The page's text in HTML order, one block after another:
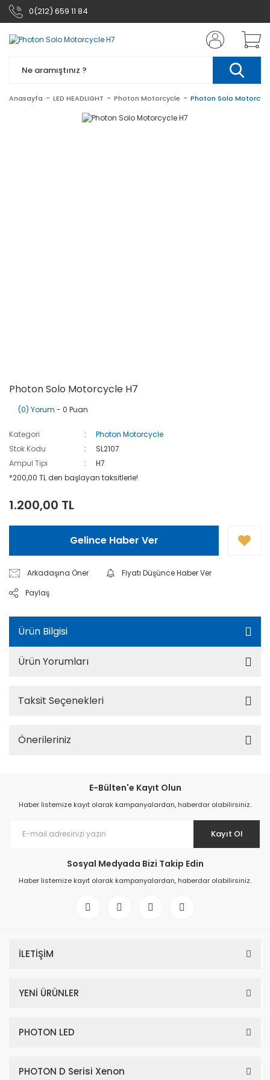
0(212) 659 11 84
Anasayfa LED HEADLIGHT Photon Motorcycle Photon Solo
Photon Solo Motorcycle H7
(0) Yorum - 0 Puan
Kategori
Photon Motorcycle
Stok Kodu
SL2107
Ampul Tipi
H7
*200,00 TL den başlayan taksitlerle!
1.200,00 TL
Gelince Haber Ver
Arkadaşına Öner
Fiyatı Düşünce Haber Ver
Paylaş
Ürün Bilgisi
Ürün Yorumları
Taksit Seçenekleri
Önerileriniz
E-Bülten'e Kayıt Olun
Haber listemize kayıt olarak kampanyalardan, haberdar olabilirsiniz.
Kayıt Ol
Sosyal Medyada Bizi Takip Edin
Haber listemize kayıt olarak kampanyalardan, haberdar olabilirsiniz.
İLETİŞİM
YENİ ÜRÜNLER
PHOTON LED
PHOTON D Serisi Xenon